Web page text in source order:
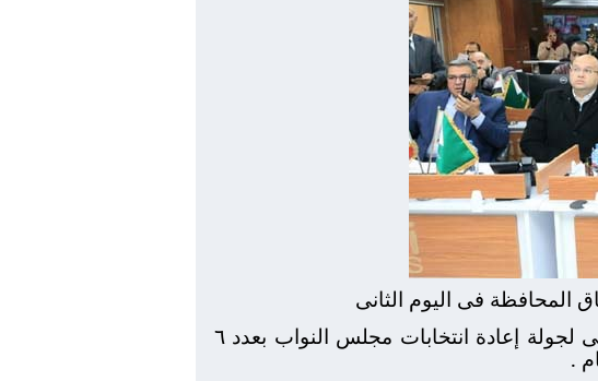
المحافظة فى اليوم الثانى
تابع المهندس عادل النجار محافظ الجيزة انتظام أعمال فتح اللجان باليوم الثانى لجولة إعادة انتخابات مجلس النواب بعدد ٦
.